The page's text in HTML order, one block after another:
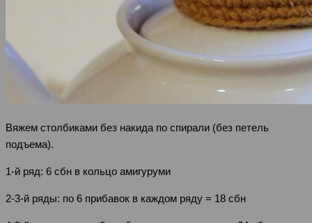
Вяжем столбиками без накида по спирали (без петель
подъема).
1-й ряд: 6 сбн в кольцо амигуруми
2-3-й ряды: по 6 прибавок в каждом ряду = 18 сбн